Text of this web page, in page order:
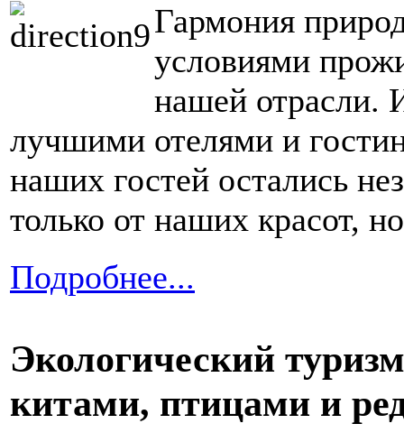
Гармония
условиями
нашей отрасли.
лучшими отелями и
наших гостей остались
только от наших красот,
Подробнее...
Экологический
китами, птицами и